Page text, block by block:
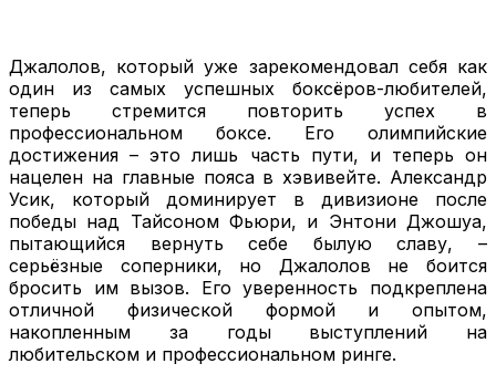
Джалолов, который уже зарекомендовал себя как
один из самых успешных боксёров-любителей,
теперь стремится повторить успех в
профессиональном боксе. Его олимпийские
достижения – это лишь часть пути, и теперь он
нацелен на главные пояса в хэвивейте. Александр
Усик, который доминирует в дивизионе после
победы над Тайсоном Фьюри, и Энтони Джошуа,
пытающийся вернуть себе былую славу, –
серьёзные соперники, но Джалолов не боится
бросить им вызов. Его уверенность подкреплена
отличной физической формой и опытом,
накопленным за годы выступлений на
любительском и профессиональном ринге.